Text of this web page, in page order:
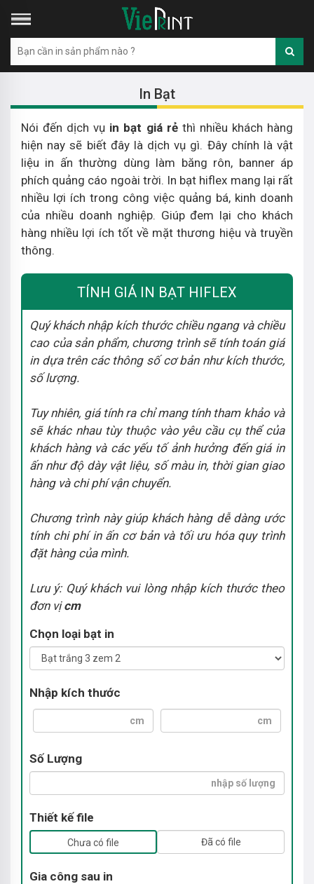
In Bạt
Nói đến dịch vụ in bạt giá rẻthì nhiều khách hàng
hiện nay sẽ biết đây là dịch vụ gì. Đây chính là vật
liệu in ấn thường dùng làm băng rôn, banner áp
phích quảng cáo ngoài trời. In bạt hiflex mang lại rất
nhiều lợi ích trong công việc quảng bá, kinh doanh
của nhiều doanh nghiệp. Giúp đem lại cho khách
hàng nhiều lợi ích tốt về mặt thương hiệu và truyền
thông.
TÍNH GIÁ IN BẠT HIFLEX
Quý khách nhập kích thước chiều ngang và chiều
cao của sản phẩm, chương trình sẽ tính toán giá
in dựa trên các thông số cơ bản như kích thước,
số lượng.
Tuy nhiên, giá tính ra chỉ mang tính tham khảo và
sẽ khác nhau tùy thuộc vào yêu cầu cụ thể của
khách hàng và các yếu tố ảnh hưởng đến giá in
ấn như độ dày vật liệu, số màu in, thời gian giao
hàng và chi phí vận chuyển.
Chương trình này giúp khách hàng dễ dàng ước
tính chi phí in ấn cơ bản và tối ưu hóa quy trình
đặt hàng của mình.
Lưu ý: Quý khách vui lòng nhập kích thước theo
đơn vịcm
Chọn loại bạt in
Nhập kích thước
Số Lượng
Thiết kế file
Chưa có file Đã có file
Gia công sau in